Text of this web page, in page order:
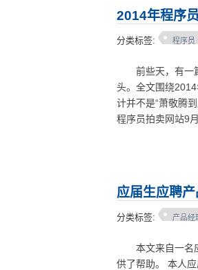
2014年程序
分类标签: 程序员
前些天，有一篇
头。全文围绕
计并不是“萧敬腾
程序员拍卖网站9
应届生应聘
分类标签: 产品经
本文来自一名应
供了帮助。 本人